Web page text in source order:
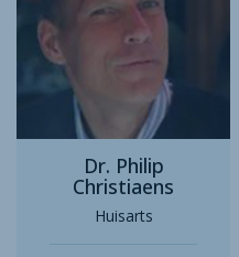
Dr. Philip
Christiaens
Huisarts